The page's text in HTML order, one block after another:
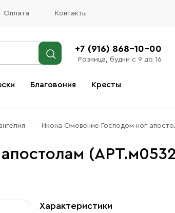
Оплата Контакты
+7 (916) 868-10-00
Розница, будни с 9 до 16
Благовония Кресты
Икона Омовение Господом ног
Характеристики